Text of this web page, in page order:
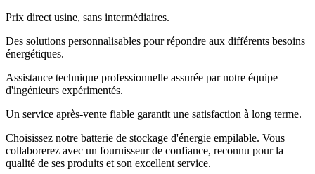
Prix ​​direct usine, sans intermédiaires.
Des solutions personnalisables pour répondre aux différents besoins
énergétiques.
Assistance technique professionnelle assurée par notre équipe
d'ingénieurs expérimentés.
Un service après-vente fiable garantit une satisfaction à long terme.
Choisissez notre batterie de stockage d'énergie empilable. Vous
collaborerez avec un fournisseur de confiance, reconnu pour la
qualité de ses produits et son excellent service.